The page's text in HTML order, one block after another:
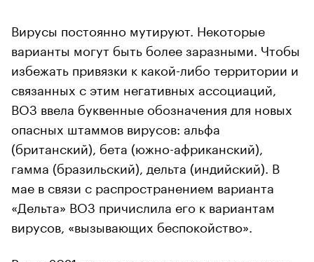
Вирусы постоянно мутируют. Некоторые
варианты могут быть более заразными. Чтобы
избежать привязки к какой-либо территории и
связанных с этим негативных ассоциаций,
ВОЗ ввела буквенные обозначения для новых
опасных штаммов вирусов: альфа
(британский), бета (южно-африканский),
гамма (бразильский), дельта (индийский). В
мае в связи с распространением варианта
«Дельта» ВОЗ причислила его к вариантам
вирусов, «вызывающих беспокойство».